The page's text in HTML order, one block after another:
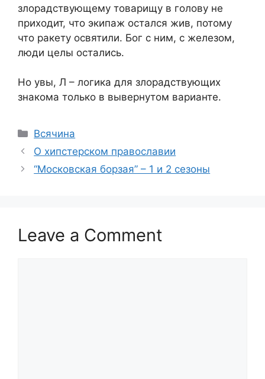
злорадствующему товарищу в голову не
приходит, что экипаж остался жив, потому
что ракету освятили. Бог с ним, с железом,
люди целы остались.
Но увы, Л – логика для злорадствующих
знакома только в вывернутом варианте.
Categories
Всячина
О хипстерском православии
“Московская борзая” – 1 и 2 сезоны
Leave a Comment